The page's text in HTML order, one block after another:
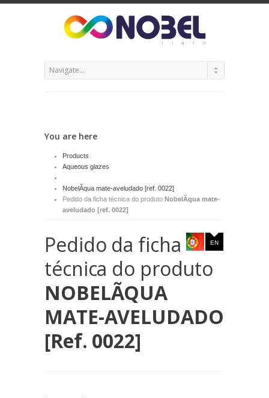
You are here
Products
Aqueous glazes
NobelÃqua mate-aveludado [ref. 0022]
Pedido da ficha técnica do produto NobelÃqua mate-
aveludado [ref. 0022]
EN
Pedido da ficha
técnica do produto
NOBELÃQUA
MATE-AVELUDADO
[Ref. 0022]